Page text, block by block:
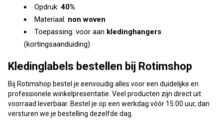
Opdruk: 40%
Materiaal: non woven
Toepassing: voor aan kledinghangers
(kortingsaanduiding)
Kledinglabels bestellen bij Rotimshop
Bij Rotimshop bestel je eenvoudig alles voor een duidelijke en
professionele winkelpresentatie. Veel producten zijn direct uit
voorraad leverbaar. Bestel je op een werkdag vóór 15:00 uur, dan
versturen we je bestelling dezelfde dag.